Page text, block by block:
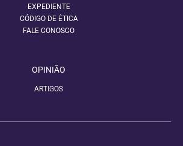
EXPEDIENTE
CÓDIGO DE ÉTICA
FALE CONOSCO
OPINIÃO
ARTIGOS